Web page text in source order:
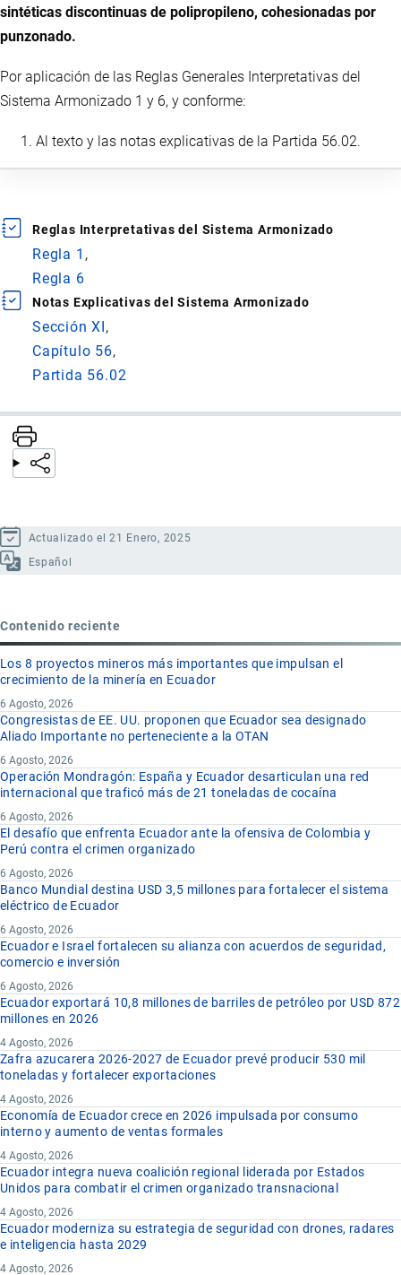
sintéticas discontinuas de polipropileno, cohesionadas por
punzonado.
Por aplicación de las Reglas Generales Interpretativas del
Sistema Armonizado 1 y 6, y conforme:
Al texto y las notas explicativas de la Partida 56.02.
Reglas Interpretativas del Sistema Armonizado
Regla 1
Regla 6
Notas Explicativas del Sistema Armonizado
Sección XI
Capítulo 56
Partida 56.02
Actualizado el 21 Enero, 2025
Español
Contenido reciente
Los 8 proyectos mineros más importantes que impulsan el
crecimiento de la minería en Ecuador
6 Agosto, 2026
Congresistas de EE. UU. proponen que Ecuador sea designado
Aliado Importante no perteneciente a la OTAN
6 Agosto, 2026
Operación Mondragón: España y Ecuador desarticulan una red
internacional que traficó más de 21 toneladas de cocaína
6 Agosto, 2026
El desafío que enfrenta Ecuador ante la ofensiva de Colombia y
Perú contra el crimen organizado
6 Agosto, 2026
Banco Mundial destina USD 3,5 millones para fortalecer el sistema
eléctrico de Ecuador
6 Agosto, 2026
Ecuador e Israel fortalecen su alianza con acuerdos de seguridad,
comercio e inversión
6 Agosto, 2026
Ecuador exportará 10,8 millones de barriles de petróleo por USD 872
millones en 2026
4 Agosto, 2026
Zafra azucarera 2026-2027 de Ecuador prevé producir 530 mil
toneladas y fortalecer exportaciones
4 Agosto, 2026
Economía de Ecuador crece en 2026 impulsada por consumo
interno y aumento de ventas formales
4 Agosto, 2026
Ecuador integra nueva coalición regional liderada por Estados
Unidos para combatir el crimen organizado transnacional
4 Agosto, 2026
Ecuador moderniza su estrategia de seguridad con drones, radares
e inteligencia hasta 2029
4 Agosto, 2026